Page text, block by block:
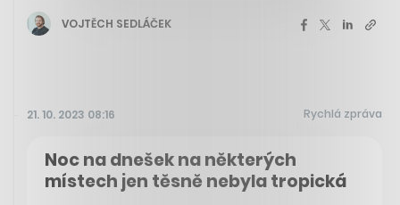
VOJTĚCH SEDLÁČEK
21. 10. 2023 08:16 Rychlá zpráva
Noc na dnešek na některých
místech jen těsně nebyla tropická